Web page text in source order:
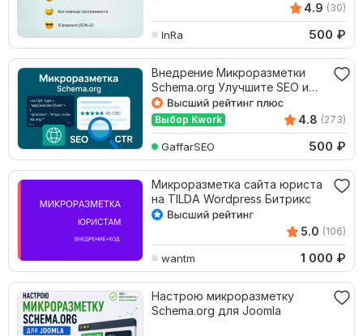
4.9 (30)
InRa 500 ₽
Внедрение Микроразметки
Schema.org Улучшите SEO и
CTR
Выбор Kwork 4.8 (273)
GaffarSEO 500 ₽
Микроразметка сайта юриста
на TILDA Wordpress Битрикс
5.0 (106)
wantm 1 000 ₽
Настрою микроразметку
Schema.org для Joomla